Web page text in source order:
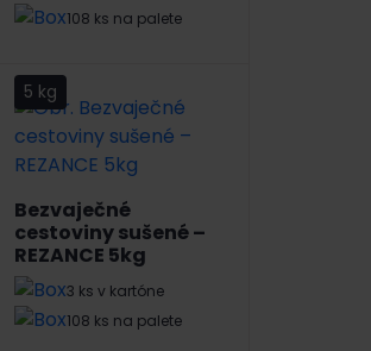
108 ks na palete
5 kg
Bezvaječné
cestoviny sušené –
REZANCE 5kg
3 ks v kartóne
108 ks na palete